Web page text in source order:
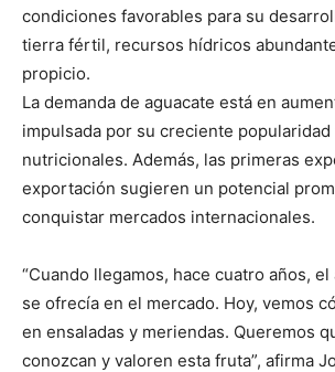
condiciones favorables para su
tierra fértil, recursos hídricos
propicio.
La demanda de aguacate está en
impulsada por su creciente
nutricionales. Además, las primeras
exportación sugieren un potencial
conquistar mercados internacionales.
“Cuando llegamos, hace cuatro años,
se ofrecía en el mercado. Hoy, vemos
en ensaladas y meriendas. Queremos
conozcan y valoren esta fruta”, afirma